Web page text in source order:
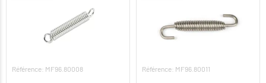
Référence: MF96.80008 Référence: MF96.80011